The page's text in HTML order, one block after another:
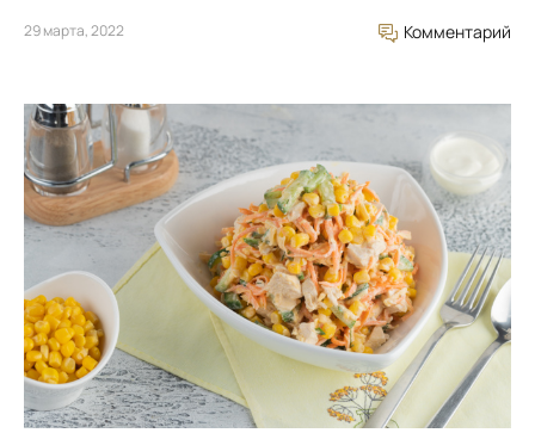
29 марта, 2022 Комментарий